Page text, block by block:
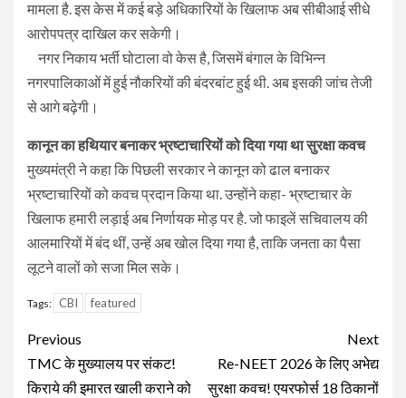
मामला है. इस केस में कई बड़े अधिकारियों के खिलाफ अब सीबीआई सीधे
आरोपपत्र दाखिल कर सकेगी।
नगर निकाय भर्ती घोटाला वो केस है, जिसमें बंगाल के विभिन्न
नगरपालिकाओं में हुई नौकरियों की बंदरबांट हुई थी. अब इसकी जांच तेजी
से आगे बढ़ेगी।
कानून का हथियार बनाकर भ्रष्टाचारियों को दिया गया था सुरक्षा कवच
मुख्यमंत्री ने कहा कि पिछली सरकार ने कानून को ढाल बनाकर
भ्रष्टाचारियों को कवच प्रदान किया था. उन्होंने कहा- भ्रष्टाचार के
खिलाफ हमारी लड़ाई अब निर्णायक मोड़ पर है. जो फाइलें सचिवालय की
आलमारियों में बंद थीं, उन्हें अब खोल दिया गया है, ताकि जनता का पैसा
लूटने वालों को सजा मिल सके।
Tags: CBI featured
Continue
Reading
Previous
TMC के मुख्यालय पर संकट!
किराये की इमारत खाली कराने को
Next
Re-NEET 2026 के लिए अभेद्य
सुरक्षा कवच! एयरफोर्स 18 ठिकानों